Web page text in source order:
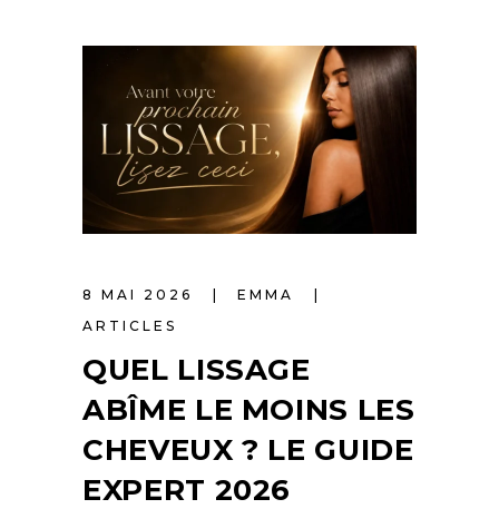
8 MAI 2026
EMMA
ARTICLES
QUEL LISSAGE
ABÎME LE MOINS LES
CHEVEUX ? LE GUIDE
EXPERT 2026